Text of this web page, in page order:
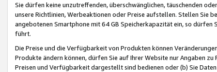
Sie dürfen keine unzutreffenden, überschwänglichen, täuschenden
unsere Richtlinien, Werbeaktionen oder Preise aufstellen. Stellen Sie
angebotenen Smartphone mit 64 GB Speicherkapazität ein, so dürfen
führt.
Die Preise und die Verfügbarkeit von Produkten können
Produkte ändern können, dürfen Sie auf Ihrer Website nur Angaben
Preisen und Verfügbarkeit dargestellt sind bedienen oder (b) Sie